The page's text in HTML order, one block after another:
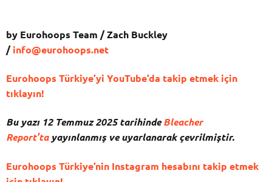
by Eurohoops Team / Zach Buckley
/info@eurohoops.net
Eurohoops Türkiye’yi YouTube’da takip etmek için
tıklayın!
Bu yazı 12 Temmuz 2025 tarihindeBleacher
Report’ta yayınlanmış ve uyarlanarak çevrilmiştir.
Eurohoops Türkiye’nin Instagram hesabını takip etmek